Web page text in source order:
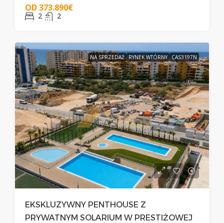
OD373.890€
2 2
NA SPRZEDAŻ RYNEK WTÓRNY CAS3197N
EKSKLUZYWNY PENTHOUSE Z
PRYWATNYM SOLARIUM W PRESTIŻOWEJ